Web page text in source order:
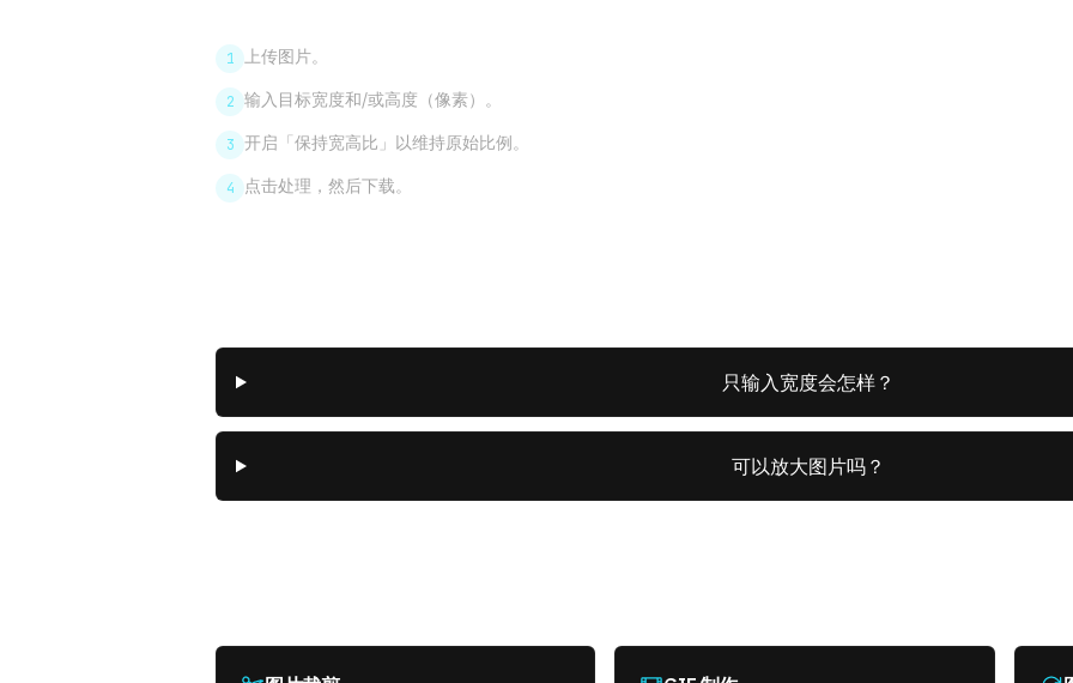
1 上传图片。
2 输入目标宽度和/或高度（像素）。
3 开启「保持宽高比」以维持原始比例。
4 点击处理，然后下载。
只输入宽度会怎样？
可以放大图片吗？